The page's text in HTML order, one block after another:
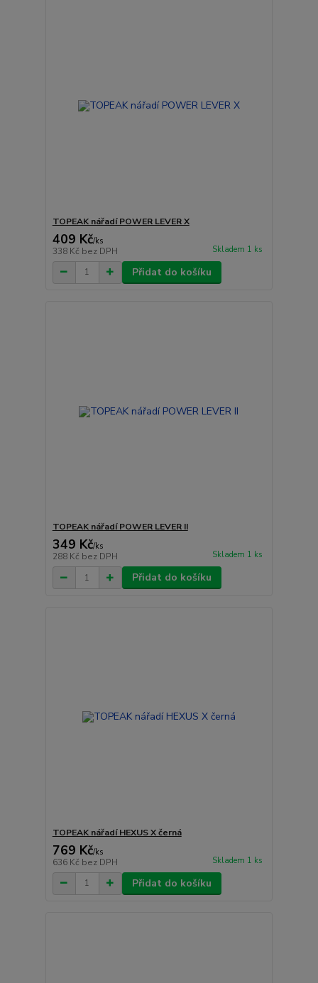
TOPEAK nářadí POWER LEVER X
409 Kč/ks
338 Kč bez DPH Skladem 1 ks
Přidat do košíku
TOPEAK nářadí POWER LEVER II
349 Kč/ks
288 Kč bez DPH Skladem 1 ks
Přidat do košíku
TOPEAK nářadí HEXUS X černá
769 Kč/ks
636 Kč bez DPH Skladem 1 ks
Přidat do košíku